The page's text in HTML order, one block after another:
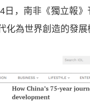
，南非《獨立報》
化為世界創造的發